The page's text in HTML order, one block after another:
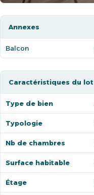
Annexes
Balcon
Caractéristiques du lot
Type de bien
Typologie
Nb de chambres
Surface habitable
Étage